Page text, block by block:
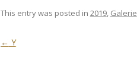
This entry was posted in 2019, Galerie
Post navigation
← Y